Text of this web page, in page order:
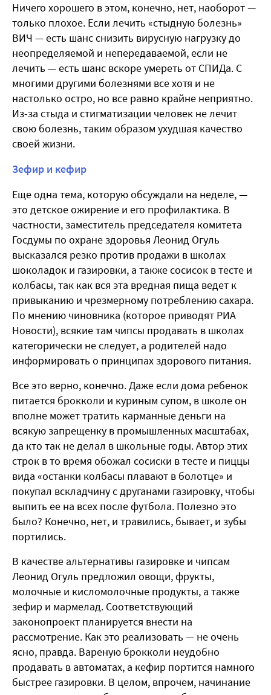
Ничего хорошего в этом, конечно, нет, наоборот —
только плохое. Если лечить «стыдную болезнь»
ВИЧ — есть шанс снизить вирусную нагрузку до
неопределяемой и непередаваемой, если не
лечить — есть шанс вскоре умереть от СПИДа. С
многими другими болезнями все хотя и не
настолько остро, но все равно крайне неприятно.
Из-за стыда и стигматизации человек не лечит
свою болезнь, таким образом ухудшая качество
своей жизни.
Зефир и кефир
Еще одна тема, которую обсуждали на неделе, —
это детское ожирение и его профилактика. В
частности, заместитель председателя комитета
Госдумы по охране здоровья Леонид Огуль
высказался резко против продажи в школах
шоколадок и газировки, а также сосисок в тесте и
колбасы, так как вся эта вредная пища ведет к
привыканию и чрезмерному потреблению сахара.
По мнению чиновника (которое приводят РИА
Новости), всякие там чипсы продавать в школах
категорически не следует, а родителей надо
информировать о принципах здорового питания.
Все это верно, конечно. Даже если дома ребенок
питается брокколи и куриным супом, в школе он
вполне может тратить карманные деньги на
всякую запрещенку в промышленных масштабах,
да кто так не делал в школьные годы. Автор этих
строк в то время обожал сосиски в тесте и пиццы
вида «останки колбасы плавают в болотце» и
покупал вскладчину с друганами газировку, чтобы
выпить ее на всех после футбола. Полезно это
было? Конечно, нет, и травились, бывает, и зубы
портились.
В качестве альтернативы газировке и чипсам
Леонид Огуль предложил овощи, фрукты,
молочные и кисломолочные продукты, а также
зефир и мармелад. Соответствующий
законопроект планируется внести на
рассмотрение. Как это реализовать — не очень
ясно, правда. Вареную брокколи неудобно
продавать в автоматах, а кефир портится намного
быстрее газировки. В целом, впрочем, начинание